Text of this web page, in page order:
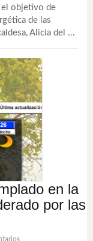
el objetivo de
de las
Alicia del ...
en la
por las